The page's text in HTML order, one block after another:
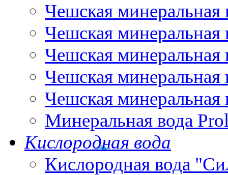
Чешская минеральная
Чешская минеральная
Чешская минеральная
Чешская минеральная
Чешская минеральная
Минеральная вода
Кислородная вода
Кислородная вода